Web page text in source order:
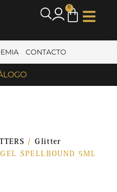
0
CONTACTO
/Glitter
SPELLBOUND 5ML